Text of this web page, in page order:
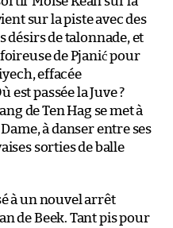
sur la piste avec des
désirs de talonnade, et
de Pjanić pour
effacée
est passée la Juve ?
de Ten Hag se met à
à danser entre ses
sorties de balle
à un nouvel arrêt
de Beek. Tant pis pour